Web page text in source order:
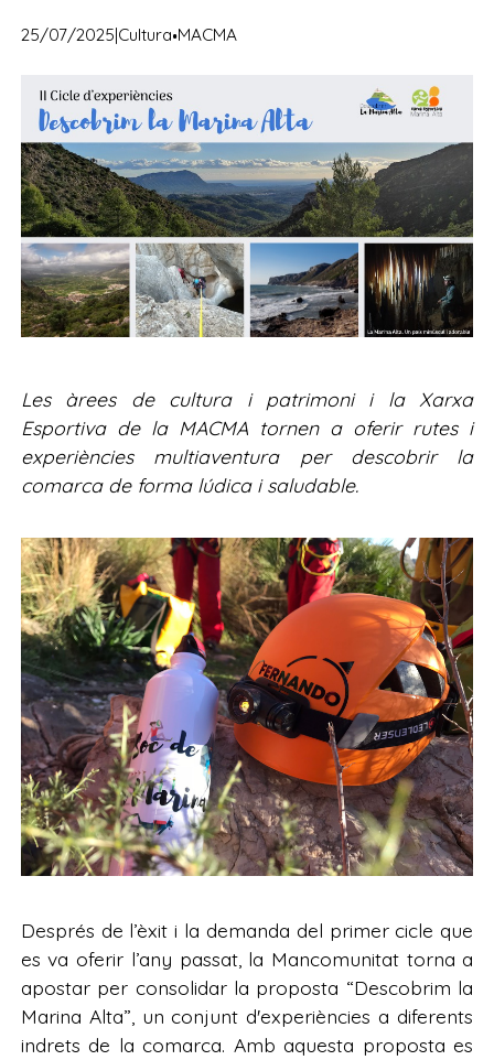
25/07/2025|Cultura·MACMA
Les àrees de cultura i patrimoni i la Xarxa
Esportiva de la MACMA tornen a oferir rutes i
experiències multiaventura per descobrir la
comarca de forma lúdica i saludable.
Després de l’èxit i la demanda del primer cicle que
es va oferir l’any passat, la Mancomunitat torna a
apostar per consolidar la proposta “Descobrim la
Marina Alta”, un conjunt d'experiències a diferents
indrets de la comarca. Amb aquesta proposta es